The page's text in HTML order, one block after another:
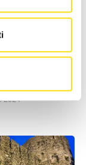
2024